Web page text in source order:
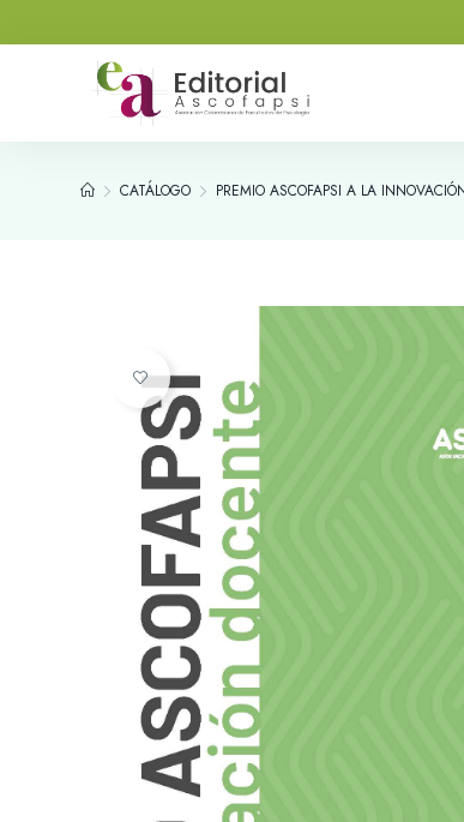
CATÁLOGO PREMIO ASCOFAPSI A LA
Añadir a la lista de deseos